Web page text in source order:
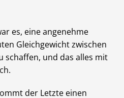
es, eine angenehme
Gleichgewicht zwischen
schaffen, und das alles mit
der Letzte einen